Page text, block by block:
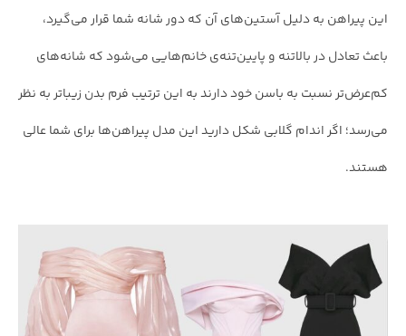
این پیراهن به دلیل آستین‌های آن که دور شانه شما قرار می‌گیرد،
باعث تعادل در بالاتنه و پایین‌تنه‌ی خانم‌هایی می‌شود که شانه‌های
کم‌عرض‌تر نسبت به باسن خود دارند به این ترتیب فرم بدن زیباتر به نظر
می‌رسد؛ اگر اندام گلابی شکل دارید این مدل پیراهن‌ها برای شما عالی
هستند.